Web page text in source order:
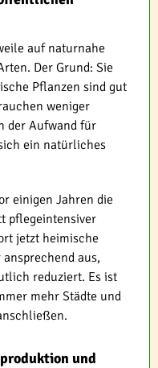
auf naturnahe
Der Grund: Sie
Pflanzen sind gut
weniger
der Aufwand für
ein natürliches
einigen Jahren die
pflegeintensiver
jetzt heimische
aus,
reduziert. Es ist
mehr Städte und
und